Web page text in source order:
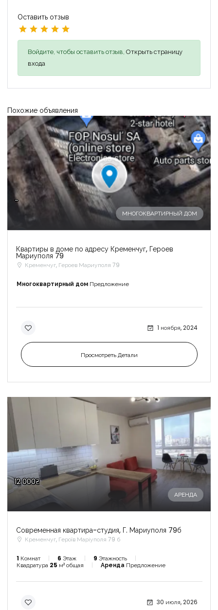
Оставить отзыв
Войдите, чтобы оставить отзыв, Открыть страницу
входа
Похожие объявления
-
МНОГОКВАРТИРНЫЙ ДОМ
Квартиры в доме по адресу Кременчуг, Героев
Мариуполя 79
Кременчуг, Героев Мариуполя 79
Многоквартирный дом Предложение
1 ноября, 2024
Просмотреть Детали
12 000₴
АРЕНДА
Современная квартира-студия, Г. Мариуполя 79б
Кременчуг, Героїв Маріуполя 79 б
1 Комнат 6 Этаж 9 Этажность
Квадратура 25 м² общая Аренда Предложение
30 июля, 2026